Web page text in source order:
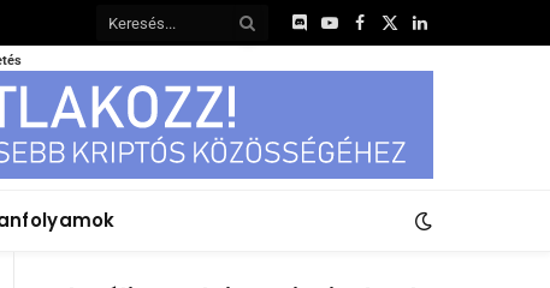
DiscordYouTube
Facebook
X
LinkedIn